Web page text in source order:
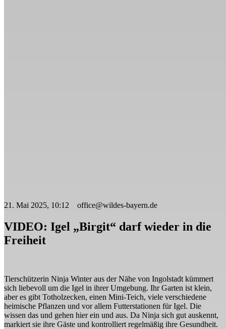
21. Mai 2025, 10:12 office@wildes-bayern.de
VIDEO: Igel „Birgit“ darf wieder in die
Freiheit
Tierschützerin Ninja Winter aus der Nähe von Ingolstadt kümmert
sich liebevoll um die Igel in ihrer Umgebung. Ihr Garten ist klein,
aber es gibt Totholzecken, einen Mini-Teich, viele verschiedene
heimische Pflanzen und vor allem Futterstationen für Igel. Die
wissen das und gehen hier ein und aus. Da Ninja sich gut auskennt,
markiert sie ihre Gäste und kontrolliert regelmäßig ihre Gesundheit.